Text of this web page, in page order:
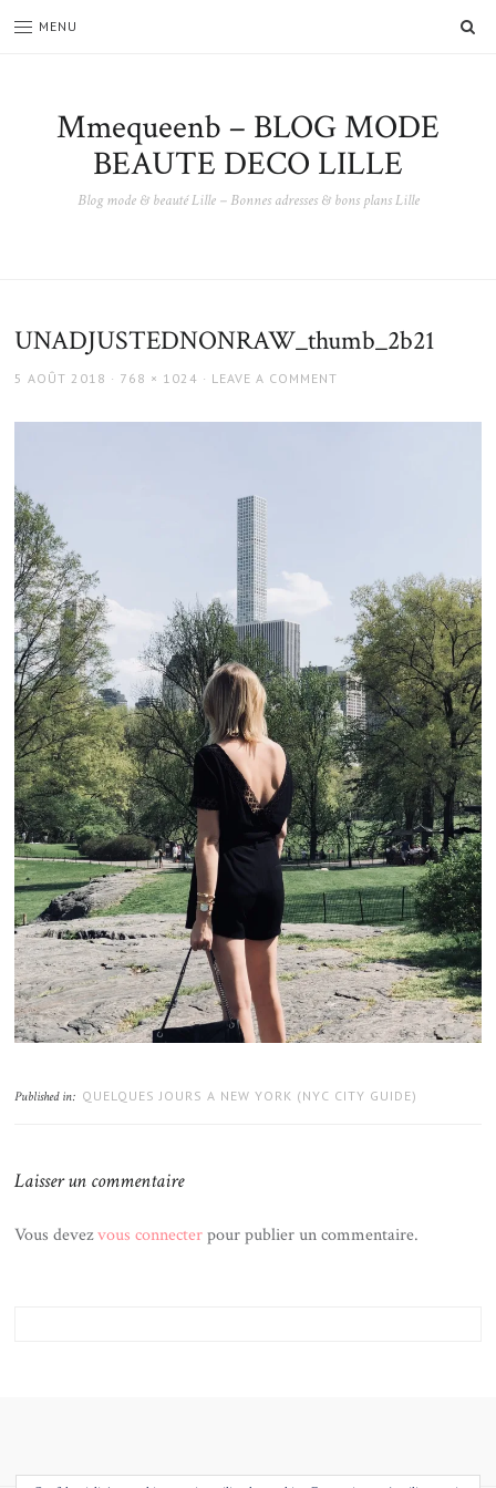
MENU
Mmequeenb – BLOG MODE
BEAUTE DECO LILLE
Blog mode & beauté Lille – Bonnes adresses & bons plans Lille
UNADJUSTEDNONRAW_thumb_2b21
POSTED
5 AOÛT 2018
FULL
768 × 1024 LEAVE A COMMENT
Published in: QUELQUES JOURS A NEW YORK (NYC CITY GUIDE)
Laisser un commentaire
Vous devezvous connecterpour publier un commentaire.